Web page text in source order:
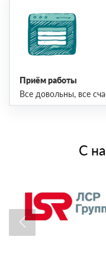
Приём работы
Все довольны, все
С